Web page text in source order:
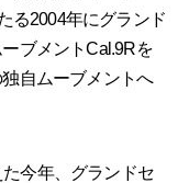
る2004年にグランド
ブメントCal.9Rを
自ムーブメントへ
今年、グランドセ